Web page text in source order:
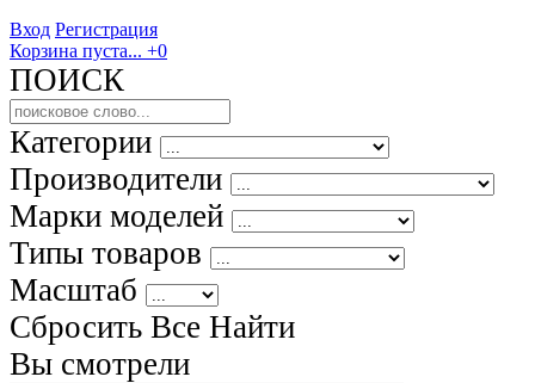
Вход Регистрация
Корзина пуста... +0
ПОИСК
Категории
Производители
Марки моделей
Типы товаров
Масштаб
Сбросить Все Найти
Вы смотрели